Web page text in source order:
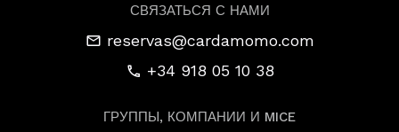
СВЯЗАТЬСЯ С НАМИ
reservas@cardamomo.com
+34 918 05 10 38
ГРУППЫ, КОМПАНИИ И MICE